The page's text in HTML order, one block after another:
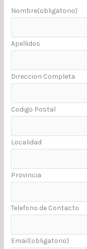
Nombre(obligatorio)
Apellidos
Direccion Completa
Codigo Postal
Localidad
Provincia
Telefono de Contacto
Email(obligatorio)